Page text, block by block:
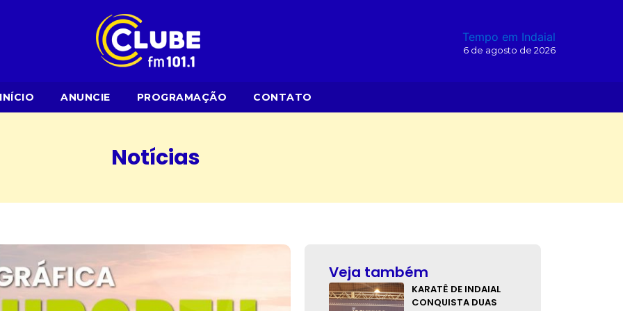
Tempo em Indaial
6 de agosto de 2026
INÍCIO ANUNCIE PROGRAMAÇÃO CONTATO
Notícias
Veja também
KARATÊ DE INDAIAL
CONQUISTA DUAS